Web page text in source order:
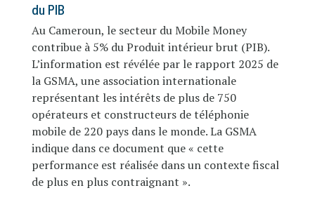
du PIB
Au Cameroun, le secteur du Mobile Money
contribue à 5% du Produit intérieur brut (PIB).
L’information est révélée par le rapport 2025 de
la GSMA, une association internationale
représentant les intérêts de plus de 750
opérateurs et constructeurs de téléphonie
mobile de 220 pays dans le monde. La GSMA
indique dans ce document que « cette
performance est réalisée dans un contexte fiscal
de plus en plus contraignant ».